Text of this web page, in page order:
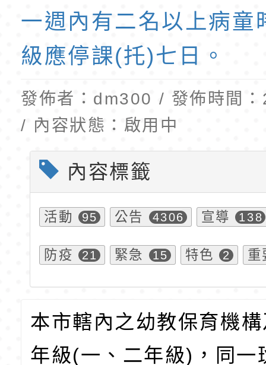
一週內有二名以上病童
級應停課(托)七日。
發佈者：dm300 / 發佈時間
/ 內容狀態：啟用中
內容標籤
活動 95 公告 4306 宣導 138
防疫 21 緊急 15 特色 2 重
本市轄內之幼教保育機
年級(一、二年級)，同一